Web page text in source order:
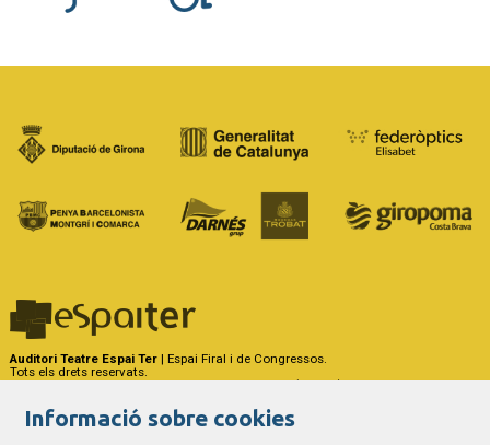
Auditori Teatre Espai Ter | Espai Firal i de Congressos.
Tots els drets reservats.
Carrer del Riu Ter, 29 - 17257 Torroella de Montgrí (Girona)
Informació sobre cookies